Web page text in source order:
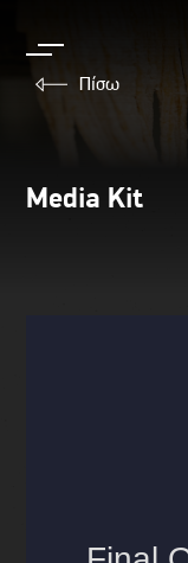
content
Πίσω
Media Kit